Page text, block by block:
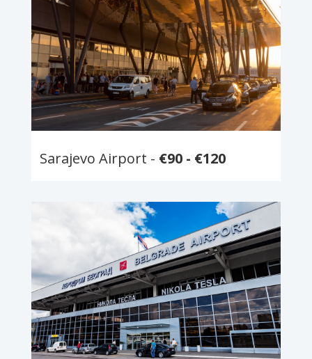
Sarajevo Airport - €90 - €120